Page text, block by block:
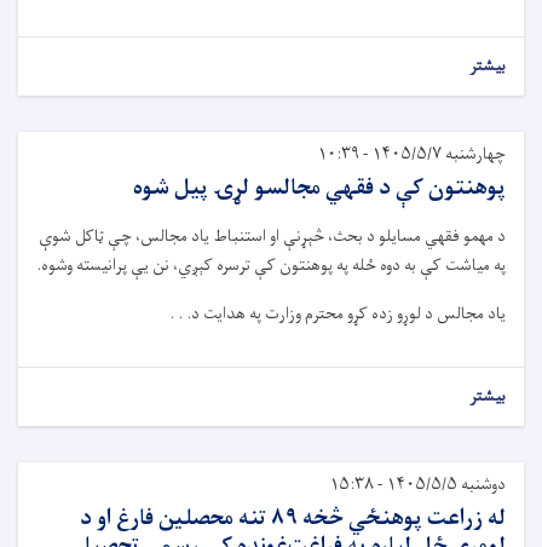
بیشتر
چهارشنبه ۱۴۰۵/۵/۷ - ۱۰:۳۹
پوهنتون کې د فقهي مجالسو لړۍ پيل شوه
د مهمو فقهي مسايلو د بحث، څېړنې او استنباطياد مجالس، چې ټاکل شوې
په مياشت کې به دوه ځلهپهپوهنتونکې ترسرهکېږي، ننيې پرانيسته وشوه.
ياد مجالس د لوړو زده کړو محترم وزارت په هدايت د. . .
بیشتر
دوشنبه ۱۴۰۵/۵/۵ - ۱۵:۳۸
له زراعت پوهنځي څخه ۸۹ تنه محصلين فارغ او د